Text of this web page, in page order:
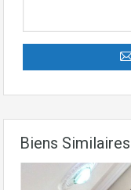
Biens Similaires